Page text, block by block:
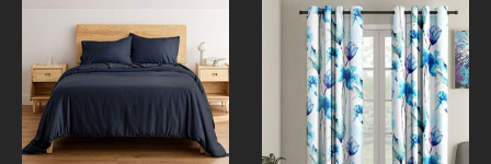
کاتالوگ مشتریان ما نمونه سال 1400